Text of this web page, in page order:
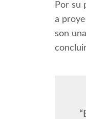
Por su
a
son